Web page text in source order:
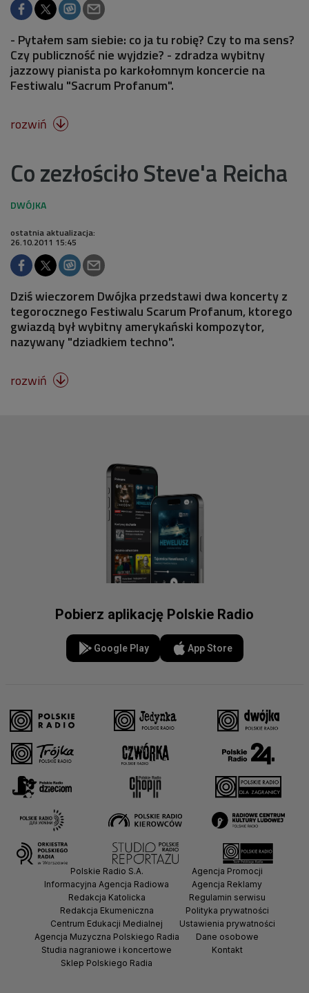
- Pytałem sam siebie: co ja tu robię? Czy to ma sens?
Czy publiczność nie wyjdzie? - zdradza wybitny
jazzowy pianista po karkołomnym koncercie na
Festiwalu "Sacrum Profanum".
rozwiń 
Co zezłościło Steve'a Reicha
ostatnia aktualizacja:
26.10.2011 15:45
Dziś wieczorem Dwójka przedstawi dwa koncerty z
tegorocznego Festiwalu Scarum Profanum, ktorego
gwiazdą był wybitny amerykański kompozytor,
nazywany "dziadkiem techno".
rozwiń 
Pobierz aplikację Polskie Radio
Google Play App Store
Polskie Radio S.A.
Informacyjna Agencja Radiowa
Redakcja Katolicka
Redakcja Ekumeniczna
Centrum Edukacji Medialnej
Agencja Muzyczna Polskiego Radia
Studia nagraniowe i koncertowe
Sklep Polskiego Radia
Agencja Promocji
Agencja Reklamy
Regulamin serwisu
Polityka prywatności
Ustawienia prywatności
Dane osobowe
Kontakt